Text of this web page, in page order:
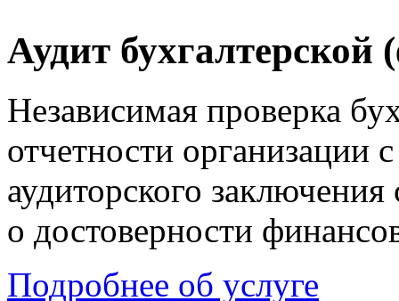
Аудит бухгалтерской
Независимая проверка
отчетности организации
аудиторского
о достоверности
Подробнее об услуге